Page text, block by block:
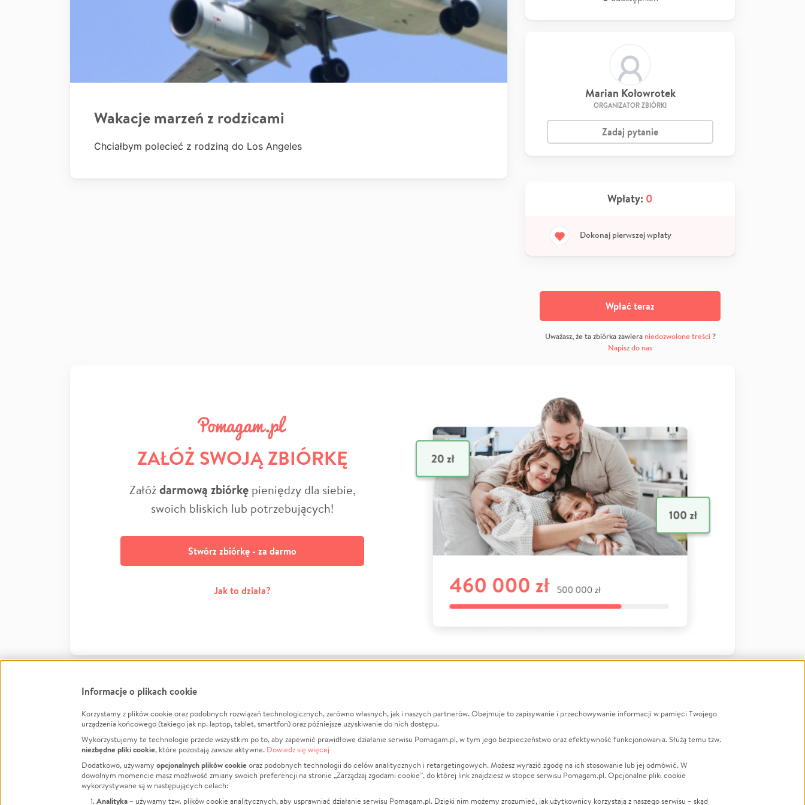
Wakacje marzeń z rodzicami
Chciałbym polecieć z rodziną do Los Angeles
Marian Kołowrotek
ORGANIZATOR ZBIÓRKI
Zadaj pytanie
Wpłaty: 0
Dokonaj pierwszej wpłaty
Wpłać teraz
Uważasz, że ta zbiórka zawiera niedozwolone treści?
Napisz do nas
ZAŁÓŻ SWOJĄ ZBIÓRKĘ
Załóżdarmową zbiórkępieniędzy dla siebie,
swoich bliskich lub potrzebujących!
Stwórz zbiórkę - za darmo
Jak to działa?
FacebookTwitter Instagram
LinkedInTikTok Youtube
Informacje
Jak to działa?
Regulamin
Polityka Prywatności
O nas
Opinie
Raporty
Za darmo
Zbieraj na
Leczenie
Zwierzęta
Pożar
LGBTQ+
Powódź
Wichura
Informacje o plikach cookie
Korzystamy z plików cookie oraz podobnych rozwiązań technologicznych, zarówno własnych, jak i naszych partnerów. Obejmuje to zapisywanie i przechowywanie informacji w pamięci Twojego
urządzenia końcowego (takiego jak np. laptop, tablet, smartfon) oraz późniejsze uzyskiwanie do nich dostępu.
Wykorzystujemy te technologie przede wszystkim po to, aby zapewnić prawidłowe działanie serwisu Pomagam.pl, w tym jego bezpieczeństwo oraz efektywność funkcjonowania. Służą temu tzw.
niezbędne pliki cookie, które pozostają zawsze aktywne. Dowiedz się więcej
Dodatkowo, używamy opcjonalnych plików cookieoraz podobnych technologii do celów analitycznych i retargetingowych. Możesz wyrazić zgodę na ich stosowanie lub jej odmówić. W
dowolnym momencie masz możliwość zmiany swoich preferencji na stronie „Zarządzaj zgodami cookie”, do której link znajdziesz w stopce serwisu Pomagam.pl. Opcjonalne pliki cookie
wykorzystywane są w następujących celach:
Analityka – używamy tzw. plików cookie analitycznych, aby usprawniać działanie serwisu Pomagam.pl. Dzięki nim możemy zrozumieć, jak użytkownicy korzystają z naszego serwisu – skąd